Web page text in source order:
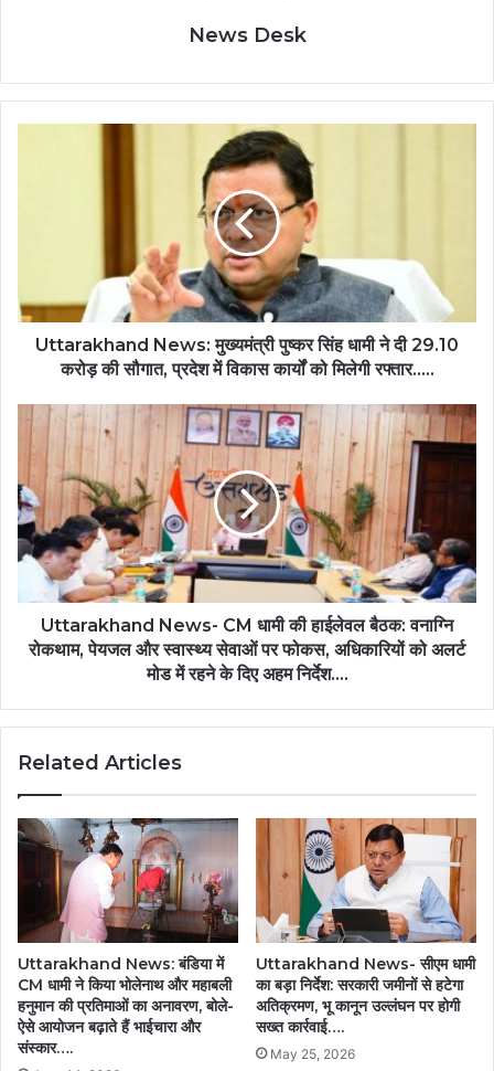
News Desk
Uttarakhand News: मुख्यमंत्री पुष्कर सिंह धामी ने दी 29.10
करोड़ की सौगात, प्रदेश में विकास कार्यों को मिलेगी रफ्तार.....
Uttarakhand News- CM धामी की हाईलेवल बैठक: वनाग्नि
रोकथाम, पेयजल और स्वास्थ्य सेवाओं पर फोकस, अधिकारियों को अलर्ट
मोड में रहने के दिए अहम निर्देश....
Related Articles
Uttarakhand News: बंडिया में
CM धामी ने किया भोलेनाथ और महाबली
हनुमान की प्रतिमाओं का अनावरण, बोले-
ऐसे आयोजन बढ़ाते हैं भाईचारा और
संस्कार….
Uttarakhand News- सीएम धामी
का बड़ा निर्देश: सरकारी जमीनों से हटेगा
अतिक्रमण, भू कानून उल्लंघन पर होगी
सख्त कार्रवाई….
May 25, 2026